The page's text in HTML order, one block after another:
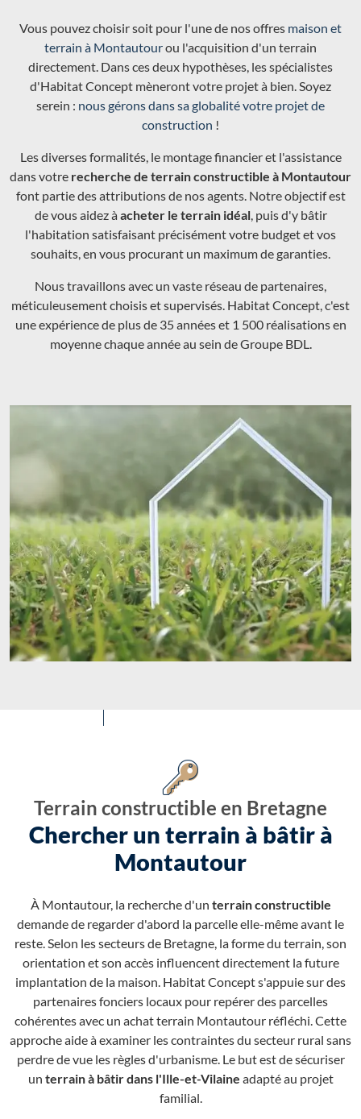
Vous pouvez choisir soit pour l'une de nos offres maison et
terrain à Montautourou l'acquisition d'un terrain
directement. Dans ces deux hypothèses, les spécialistes
d'Habitat Concept mèneront votre projet à bien. Soyez
serein : nous gérons dans sa globalité votre projet de
construction !
Les diverses formalités, le montage financier et l'assistance
dans votre recherche de terrain constructible à Montautour
font partie des attributions de nos agents. Notre objectif est
de vous aidez àacheter le terrain idéal, puis d'y bâtir
l'habitation satisfaisant précisément votre budget et vos
souhaits, en vous procurant un maximum de garanties.
Nous travaillons avec un vaste réseau de partenaires,
méticuleusement choisis et supervisés. Habitat Concept, c'est
une expérience de plus de 35 années et 1 500 réalisations en
moyenne chaque année au sein de Groupe BDL.
Terrain constructible en Bretagne
Chercher un terrain à bâtir à
Montautour
À Montautour, la recherche d'un terrain constructible
demande de regarder d'abord la parcelle elle-même avant le
reste. Selon les secteurs de Bretagne, la forme du terrain, son
orientation et son accès influencent directement la future
implantation de la maison. Habitat Concept s'appuie sur des
partenaires fonciers locaux pour repérer des parcelles
cohérentes avec un achat terrain Montautour réfléchi. Cette
approche aide à examiner les contraintes du secteur rural sans
perdre de vue les règles d'urbanisme. Le but est de sécuriser
un terrain à bâtir dans l'Ille-et-Vilaine adapté au projet
familial.